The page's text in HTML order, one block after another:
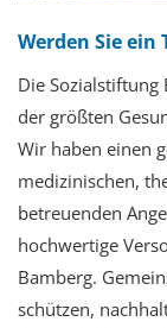
Werden Sie ein
Die
der größten
Wir haben einen
medizinischen,
betreuenden
hochwertige
Bamberg.
schützen,